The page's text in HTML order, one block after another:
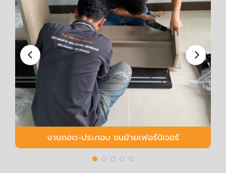
งานถอด-ประกอบ ขนย้ายเฟอร์นิเจอร์